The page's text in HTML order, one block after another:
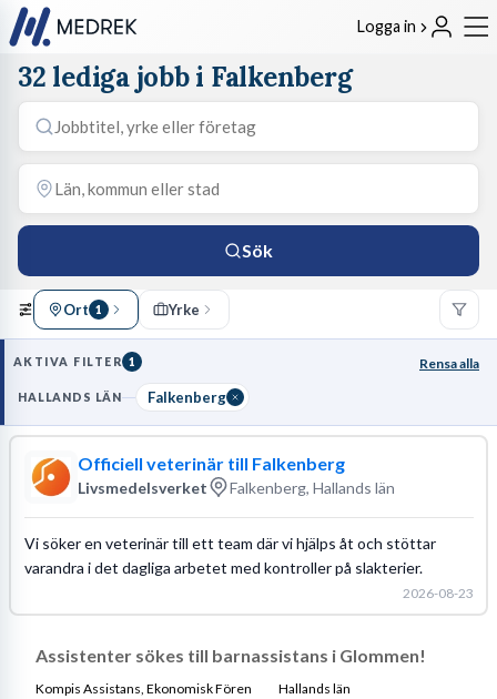
Logga in
32 lediga jobb i Falkenberg
Sök
Ort 1 Yrke
AKTIVA FILTER 1 Rensa alla
HALLANDS LÄN Falkenberg
Officiell veterinär till Falkenberg
Livsmedelsverket Falkenberg, Hallands län
Vi söker en veterinär till ett team där vi hjälps åt och stöttar
varandra i det dagliga arbetet med kontroller på slakterier.
2026-08-23
Assistenter sökes till barnassistans i Glommen!
Kompis Assistans, Ekonomisk Fören Hallands län